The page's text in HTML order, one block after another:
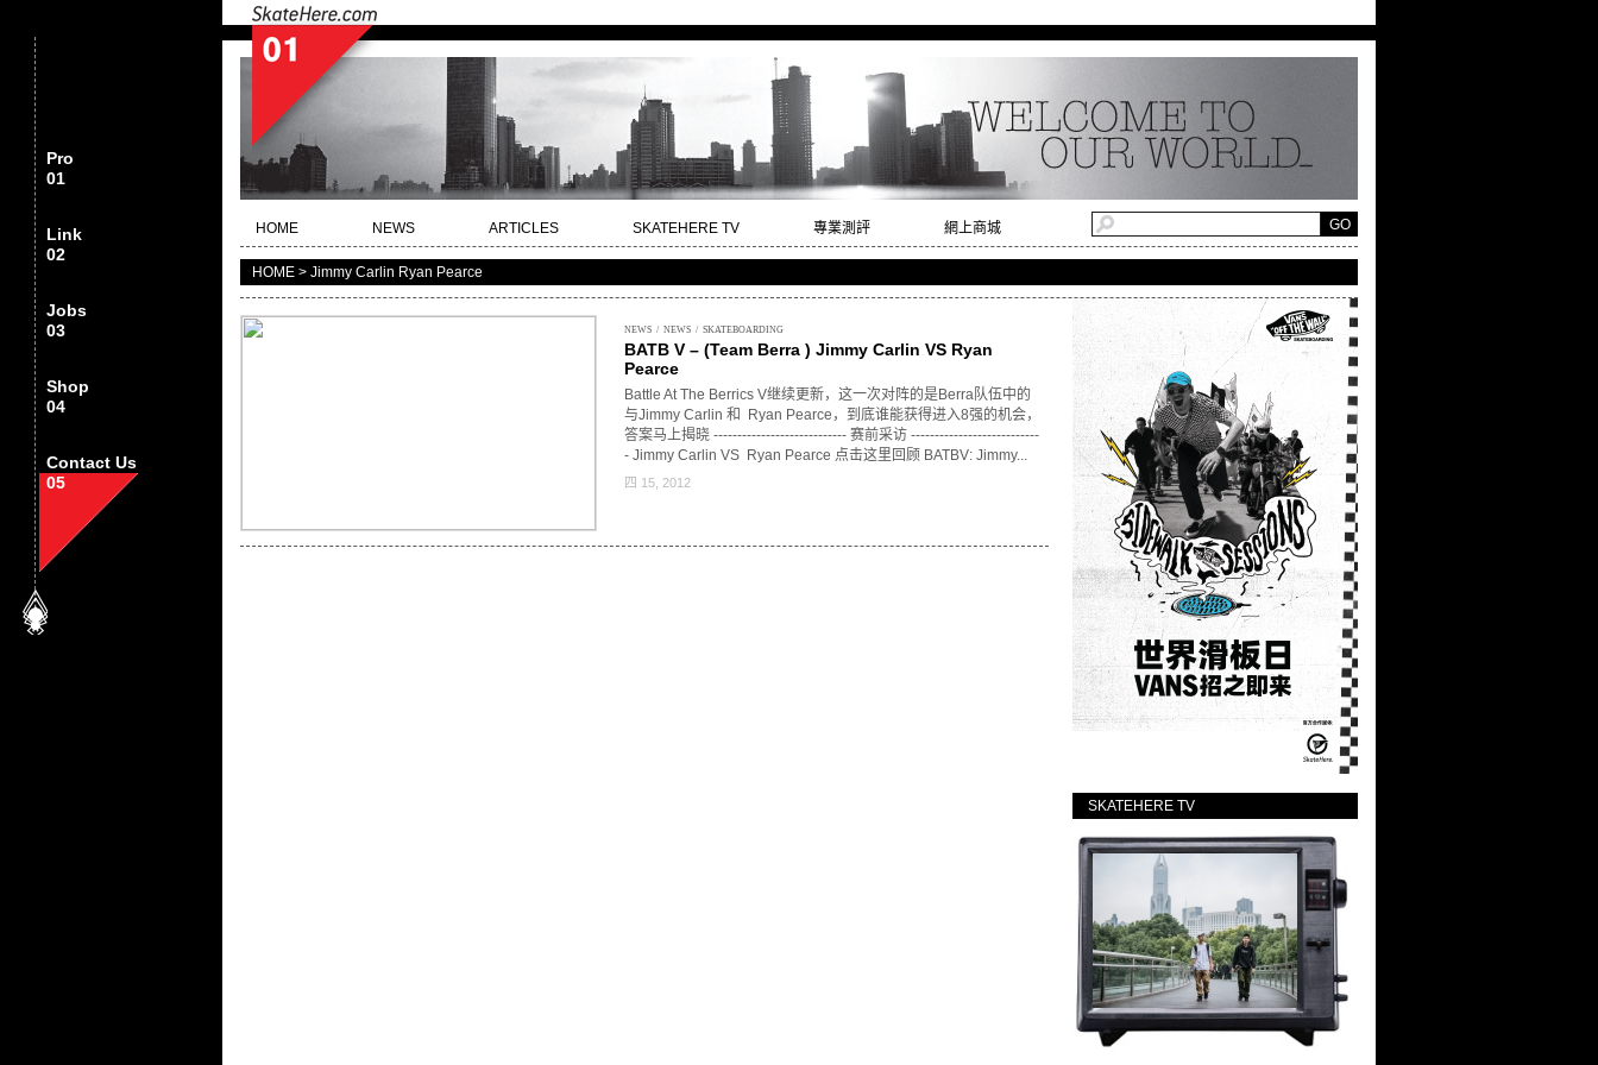
Pro
01
Link
02
Jobs
03
Shop
04
Contact Us
05
HOME NEWS ARTICLES SKATEHERE TV 專業測評 網上商城
HOME > Jimmy Carlin Ryan Pearce
NEWS / NEWS / SKATEBOARDING
BATB V – (Team Berra ) Jimmy Carlin VS Ryan
Pearce
Battle At The Berrics V继续更新，这一次对阵的是Berra队伍中的
与Jimmy Carlin 和 Ryan Pearce，到底谁能获得进入8强的机会，
答案马上揭晓 ---------------------------- 赛前采访 ---------------------------
- Jimmy Carlin VS Ryan Pearce 点击这里 回顾 BATBV: Jimmy...
四 15, 2012
SKATEHERE TV